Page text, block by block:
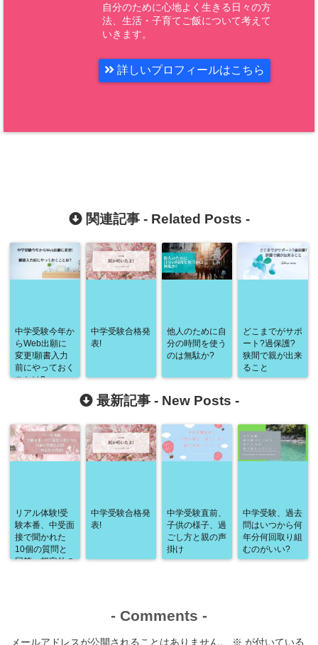
自分のために心地よく生きる日々の方
法、生活・子育てご飯について考えて
いきます。
詳しいプロフィールはこちら
関連記事 - Related Posts -
中学受験今年か
らWeb出願に
変更!願書入力
前にやっておく
ことは?
中学受験合格発
表!
他人のために自
分の時間を使う
のは無駄か?
どこまでがサポ
ート?過保護?
狭間で親が出来
ること
最新記事 - New Posts -
リアル体験!受
験本番、中受面
接で聞かれた
10個の質問と
回答、想定外の
中学受験合格発
表!
中学受験直前、
子供の様子、過
ごし方と親の声
掛け
中学受験、過去
問はいつから何
年分何回取り組
むのがいい?
- Comments -
メールアドレスが公開されることはありません。 ※ が付いている